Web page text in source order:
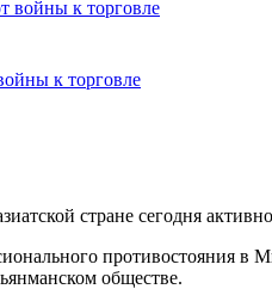
к торговле
стране сегодня
противостояния в
обществе.